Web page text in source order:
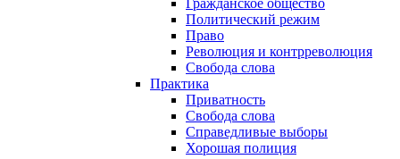
Гражданское общество
Политический режим
Право
Революция и контрреволюция
Свобода слова
Практика
Приватность
Свобода слова
Справедливые выборы
Хорошая полиция